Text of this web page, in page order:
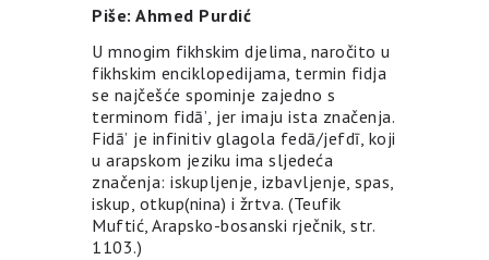
Piše: Ahmed Purdić
U mnogim fikhskim djelima, naročito u
fikhskim enciklopedijama, termin fidja
se najčešće spominje zajedno s
terminom fidāʼ, jer imaju ista značenja.
Fidāʼ je infinitiv glagola fedā/jefdī, koji
u arapskom jeziku ima sljedeća
značenja: iskupljenje, izbavljenje, spas,
iskup, otkup(nina) i žrtva. (Teufik
Muftić, Arapsko-bosanski rječnik, str.
1103.)